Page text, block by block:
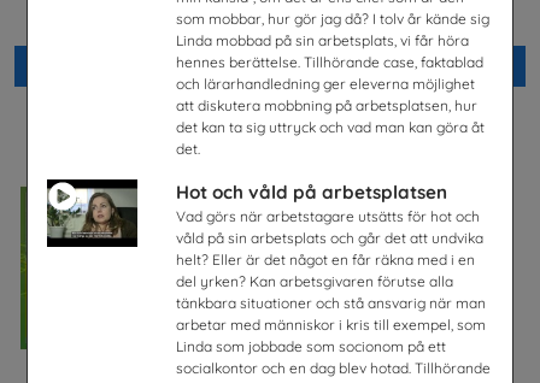
som mobbar, hur gör jag då? I tolv år kände sig
Linda mobbad på sin arbetsplats, vi får höra
hennes berättelse. Tillhörande case, faktablad
och lärarhandledning ger eleverna möjlighet
att diskutera mobbning på arbetsplatsen, hur
det kan ta sig uttryck och vad man kan göra åt
det.
Hot och våld på arbetsplatsen
Vad görs när arbetstagare utsätts för hot och
våld på sin arbetsplats och går det att undvika
helt? Eller är det något en får räkna med i en
del yrken? Kan arbetsgivaren förutse alla
tänkbara situationer och stå ansvarig när man
arbetar med människor i kris till exempel, som
Linda som jobbade som socionom på ett
socialkontor och en dag blev hotad. Tillhörande
Beställ 0kr
bransch- och
arbetsgivarorganisation
Beställ 0kr